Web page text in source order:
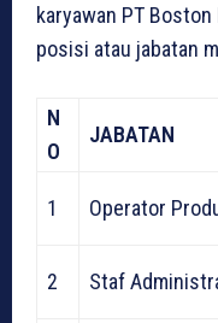
karyawan PT
posisi atau jabatan
N
O
JABATAN
1 Operator
2 Staf